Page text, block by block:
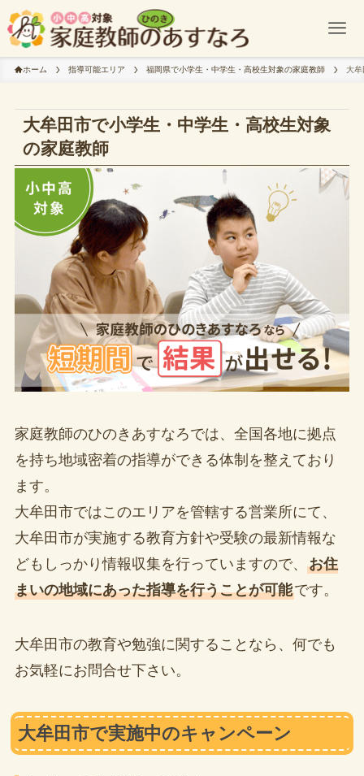
ホーム 指導可能エリア 福岡県で小学生・中学生・高校生対象の家庭教師 大牟
大牟田市で小学生・中学生・高校生対象
の家庭教師
家庭教師のひのきあすなろでは、全国各地に拠点
を持ち地域密着の指導ができる体制を整えており
ます。
大牟田市ではこのエリアを管轄する営業所にて、
大牟田市が実施する教育方針や受験の最新情報な
どもしっかり情報収集を行っていますので、 お住
まいの地域にあった指導を行うことが可能です。
大牟田市の教育や勉強に関することなら、何でも
お気軽にお問合せ下さい。
大牟田市で実施中のキャンペーン